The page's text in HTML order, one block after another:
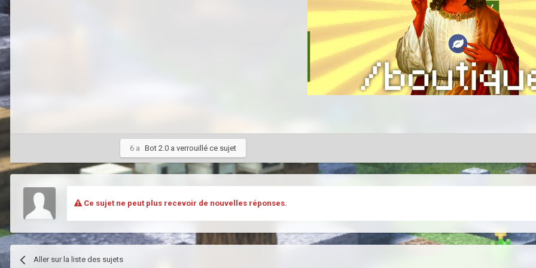
6 a Bot 2.0 a verrouillé ce sujet
Ce sujet ne peut plus recevoir de nouvelles réponses.
Aller sur la liste des sujets